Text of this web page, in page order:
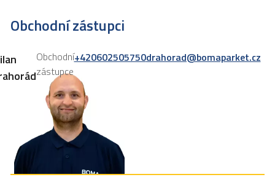
Obchodní zástupci
Obchodní
zástupce
+420602505750drahorad@bomaparket.cz